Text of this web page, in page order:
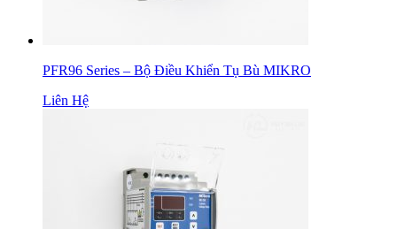
PFR96 Series – Bộ Điều Khiển Tụ Bù MIKRO
Liên Hệ